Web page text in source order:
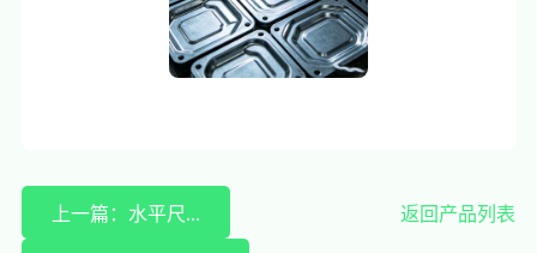
上一篇：水平尺... 返回产品列表